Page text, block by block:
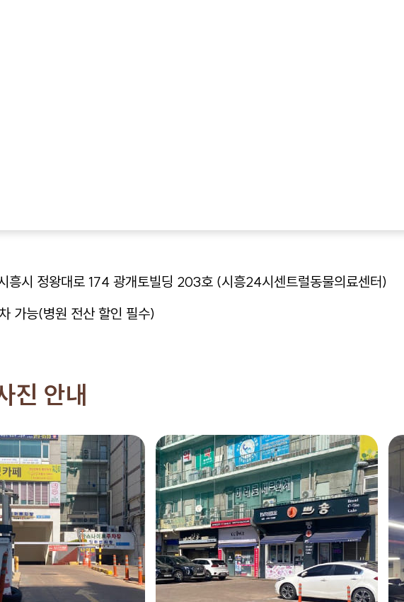
흥시 정왕대로 174 광개토빌딩 203호 (시흥24시센트럴동물의료센터)
가능(병원 전산 할인 필수)
진 안내